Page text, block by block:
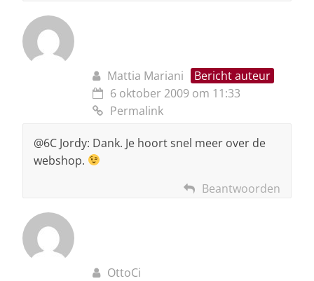
Mattia Mariani
Bericht auteur
6 oktober 2009 om 11:33
Permalink
@6C Jordy: Dank. Je hoort snel meer over de
webshop.
Beantwoorden
OttoCi